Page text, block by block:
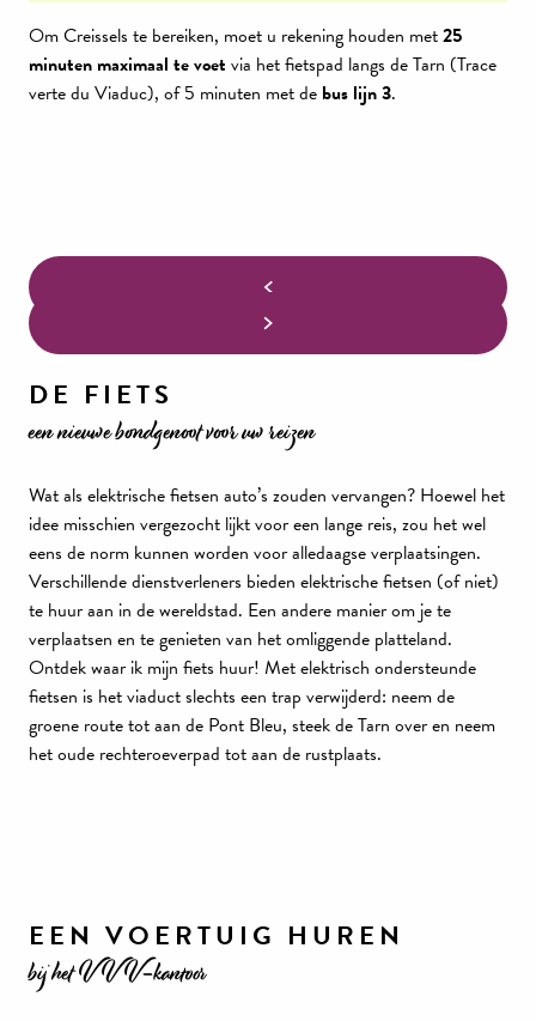
Om Creissels te bereiken, moet u rekening houden met25
minuten maximaal te voet via het fietspad langs de Tarn (Trace
verte du Viaduc), of 5 minuten met de bus lijn 3.
DE FIETS
een nieuwe bondgenoot voor uw reizen
Wat als elektrische fietsen auto’s zouden vervangen? Hoewel het
idee misschien vergezocht lijkt voor een lange reis, zou het wel
eens de norm kunnen worden voor alledaagse verplaatsingen.
Verschillende dienstverleners bieden elektrische fietsen (of niet)
te huur aan in de wereldstad. Een andere manier om je te
verplaatsen en te genieten van het omliggende platteland.
Ontdek waar ik mijn fiets huur! Met elektrisch ondersteunde
fietsen is het viaduct slechts een trap verwijderd: neem de
groene route tot aan de Pont Bleu, steek de Tarn over en neem
het oude rechteroeverpad tot aan de rustplaats.
EEN VOERTUIG HUREN
bij het VVV-kantoor